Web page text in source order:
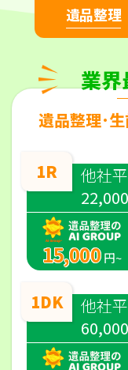
遺品整理
業
遺品整理･
1R
他社
15,000 円~
1DK
他社